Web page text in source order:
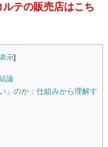
テの販売店はこち
示]
論
」のか：仕組みから理解す